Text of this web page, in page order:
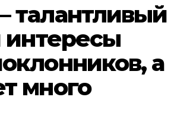
талантливый
интересы
а
много